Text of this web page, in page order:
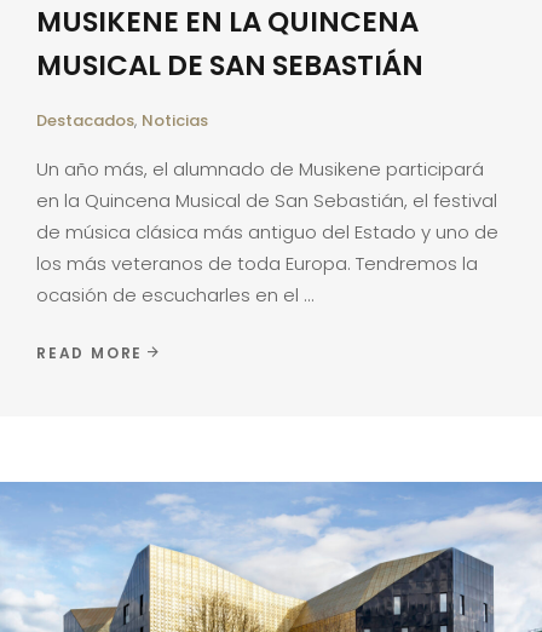
MUSIKENE EN LA QUINCENA
MUSICAL DE SAN SEBASTIÁN
Destacados, Noticias
Un año más, el alumnado de Musikene participará
en la Quincena Musical de San Sebastián, el festival
de música clásica más antiguo del Estado y uno de
los más veteranos de toda Europa. Tendremos la
ocasión de escucharles en el
READ MORE